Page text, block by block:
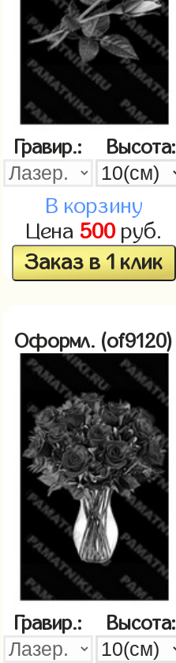
Гравир.: Высота:
В корзину
Цена 500руб.
Заказ в 1 клик
Оформл. (of9120)
Гравир.: Высота: